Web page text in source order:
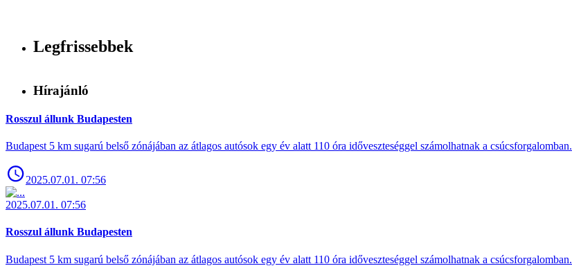
Legfrissebbek
Hírajánló
Rosszul állunk Budapesten
Budapest 5 km sugarú belső zónájában az átlagos autósok egy év alatt 110 óra időveszteséggel számolhatnak a csúcsforgalomban.
2025.07.01. 07:56
2025.07.01. 07:56
Rosszul állunk Budapesten
Budapest 5 km sugarú belső zónájában az átlagos autósok egy év alatt 110 óra időveszteséggel számolhatnak a csúcsforgalomban.